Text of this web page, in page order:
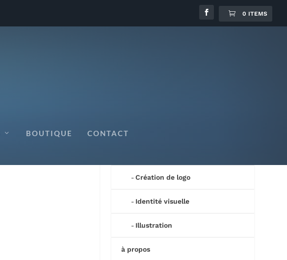
0 ITEMS
BOUTIQUE CONTACTMes créations
Création de logo
Identité visuelle
Illustration
à propos